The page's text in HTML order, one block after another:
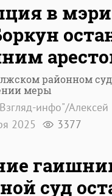
в
районном
меры
инфо"/Алексей
2025
3377
суд